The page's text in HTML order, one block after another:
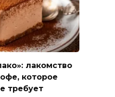
лакомство
которое
требует